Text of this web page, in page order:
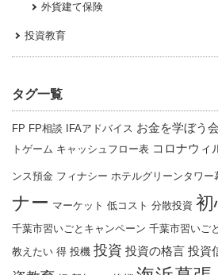
外貨建て保険
投資教育
タグ一覧
FP FP相談 IFAアドバイス お金を学ぼう会
トゲーム キャッシュフロー表 コロナウィ
ンス預金 フィナシー ホテルグリーンタワー
ナー マーケット 低コスト 分散投資 初
千葉市習いごとキャンペーン 千葉市習いご
教えたい 得 投機 投資 投資の格言 投資